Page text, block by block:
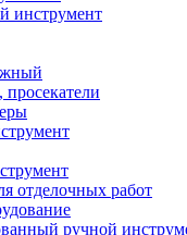
инструмент
отделочных работ
ручной